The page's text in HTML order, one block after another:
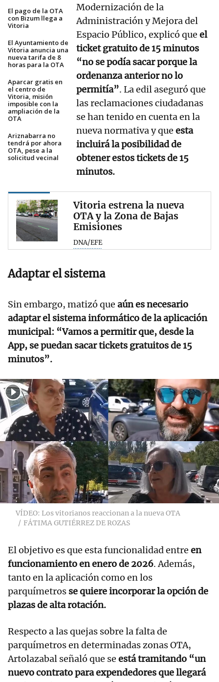
El pago de la OTA
con Bizum llega a
Vitoria
El Ayuntamiento de
Vitoria anuncia una
nueva tarifa de 8
horas para la OTA
Aparcar gratis en
el centro de
Vitoria, misión
imposible con la
ampliación de la
OTA
Ariznabarra no
tendrá por ahora
OTA, pese a la
solicitud vecinal
Modernización de la
Administración y Mejora del
Espacio Público, explicó que el
ticket gratuito de 15 minutos
“no se podía sacar porque la
ordenanza anterior no lo
permitía”. La edil aseguró que
las reclamaciones ciudadanas
se han tenido en cuenta en la
nueva normativa y que esta
incluirá la posibilidad de
obtener estos tickets de 15
minutos.
Vitoria estrena la nueva
OTA y la Zona de Bajas
Emisiones
DNA/EFE
Adaptar el sistema
Sin embargo, matizó que aún es necesario
adaptar el sistema informático de la aplicación
municipal: “Vamos a permitir que, desde la
App, se puedan sacar tickets gratuitos de 15
minutos”.
VÍDEO: Los vitorianos reaccionan a la nueva OTA
FÁTIMA GUTIÉRREZ DE ROZAS
El objetivo es que esta funcionalidad entre en
funcionamiento en enero de 2026. Además,
tanto en la aplicación como en los
parquímetros se quiere incorporar la opción de
plazas de alta rotación.
Respecto a las quejas sobre la falta de
parquímetros en determinadas zonas OTA,
Artolazabal señaló que se está tramitando “un
nuevo contrato para expendedores que llegará